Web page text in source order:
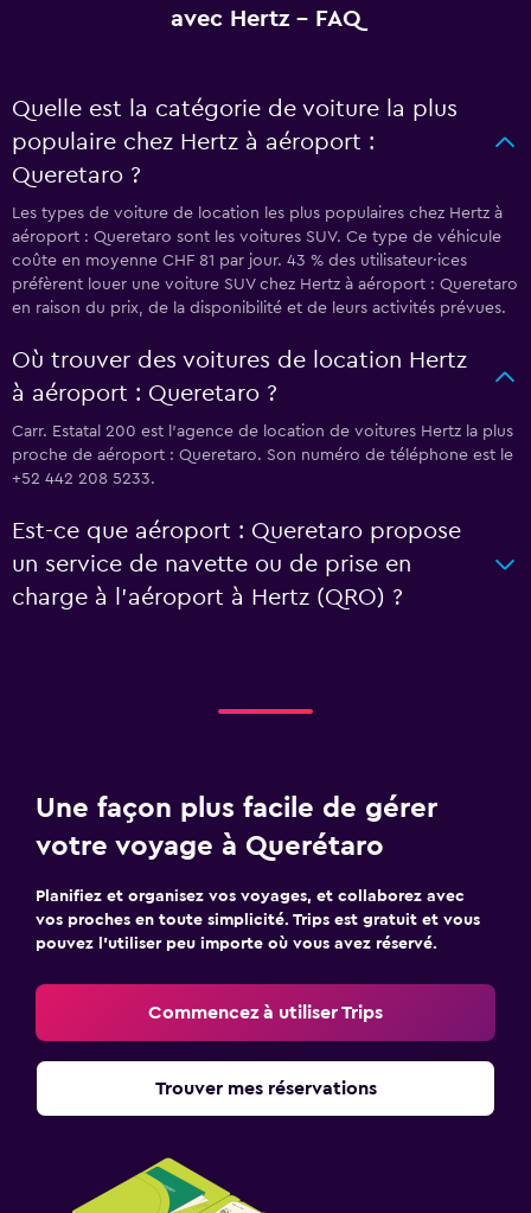
avec Hertz - FAQ
Quelle est la catégorie de voiture la plus
populaire chez Hertz à aéroport :
Queretaro ?
Les types de voiture de location les plus populaires chez Hertz à
aéroport : Queretaro sont les voitures SUV. Ce type de véhicule
coûte en moyenne CHF 81 par jour. 43 % des utilisateur·ices
préfèrent louer une voiture SUV chez Hertz à aéroport : Queretaro
en raison du prix, de la disponibilité et de leurs activités prévues.
Où trouver des voitures de location Hertz
à aéroport : Queretaro ?
Carr. Estatal 200 est l'agence de location de voitures Hertz la plus
proche de aéroport : Queretaro. Son numéro de téléphone est le
+52 442 208 5233.
Est-ce que aéroport : Queretaro propose
un service de navette ou de prise en
charge à l’aéroport à Hertz (QRO) ?
Une façon plus facile de gérer
votre voyage à Querétaro
Planifiez et organisez vos voyages, et collaborez avec
vos proches en toute simplicité. Trips est gratuit et vous
pouvez l’utiliser peu importe où vous avez réservé.
Commencez à utiliser Trips
Trouver mes réservations